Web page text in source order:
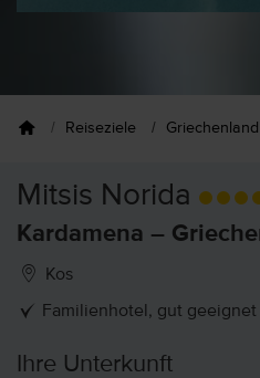
Reiseziele Griechenland
Mitsis Norida
Kardamena –
Kos
Familienhotel, gut
Ihre Unterkunft